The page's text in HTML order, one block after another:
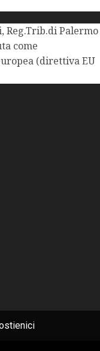
Reg.Trib.di Palermo
come
(direttiva EU